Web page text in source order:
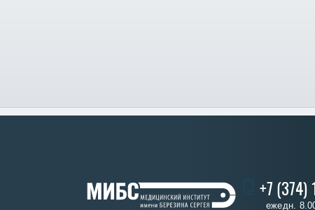
+7 (374)
ежедн.